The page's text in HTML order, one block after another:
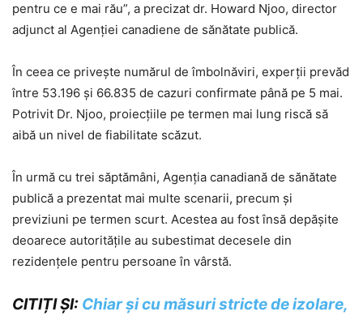
pentru ce e mai rău”, a precizat dr. Howard Njoo, director
adjunct al Agenției canadiene de sănătate publică.
În ceea ce privește numărul de îmbolnăviri, experții prevăd
între 53.196 și 66.835 de cazuri confirmate până pe 5 mai.
Potrivit Dr. Njoo, proiecțiile pe termen mai lung riscă să
aibă un nivel de fiabilitate scăzut.
În urmă cu trei săptămâni, Agenția canadiană de sănătate
publică a prezentat mai multe scenarii, precum și
previziuni pe termen scurt. Acestea au fost însă depășite
deoarece autoritățile au subestimat decesele din
rezidențele pentru persoane în vârstă.
CITIȚI ȘI: Chiar și cu măsuri stricte de izolare,